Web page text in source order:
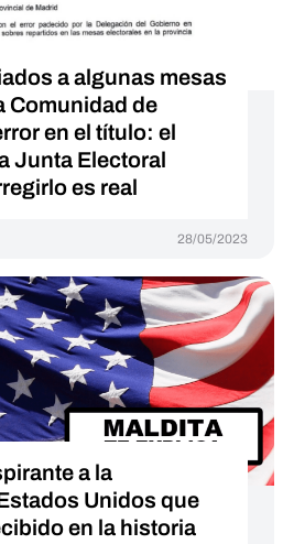
a algunas mesas
Comunidad de
en el título: el
Junta Electoral
es real
28/05/2023
a la
Unidos que
en la historia